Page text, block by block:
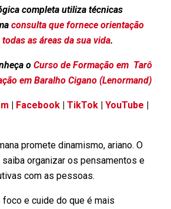
completa utiliza técnicas
consulta que fornece orientação
as áreas da sua vida.
o Curso de Formação em Tarô
em Baralho Cigano (Lenormand)
| Facebook | TikTok | YouTube |
promete dinamismo, ariano. O
organizar os pensamentos e
com as pessoas.
foco e cuide do que é mais